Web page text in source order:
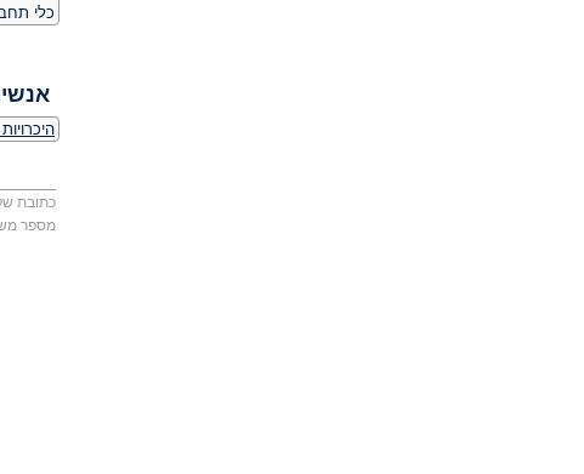
כלי
כתובת
מספר